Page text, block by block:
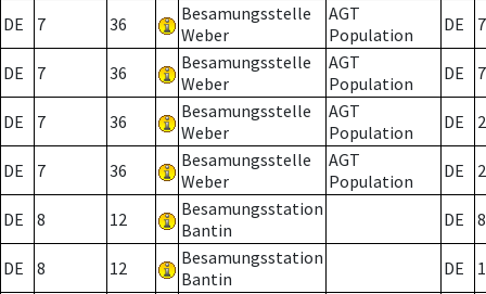
DE 7 36
Besamungsstelle
Weber
AGT
Population
DE 7
DE 7 36
Besamungsstelle
Weber
AGT
Population
DE 7
DE 7 36
Besamungsstelle
Weber
AGT
Population
DE 2
DE 7 36
Besamungsstelle
Weber
AGT
Population
DE 2
DE 8 12
Besamungsstation
Bantin
DE 8
DE 8 12
Besamungsstation
Bantin
DE